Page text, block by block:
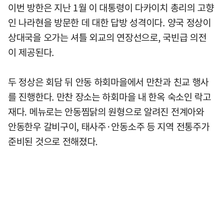
이번 방한은 지난 1월 이 대통령이 다카이치 총리의 고향
인 나라현을 방문한 데 대한 답방 성격이다. 양국 정상이
상대국을 오가는 셔틀 외교의 연장선으로, 국빈급 의전
이 제공된다.
두 정상은 회담 뒤 안동 하회마을에서 만찬과 친교 행사
를 진행한다. 만찬 장소는 하회마을 내 한옥 숙소인 락고
재다. 메뉴로는 안동찜닭의 원형으로 알려진 전계아와
안동한우 갈비구이, 태사주·안동소주 등 지역 전통주가
준비된 것으로 전해졌다.